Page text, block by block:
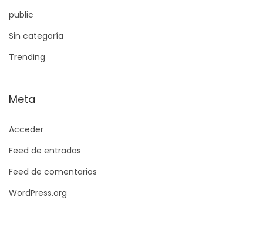
public
Sin categoría
Trending
Meta
Acceder
Feed de entradas
Feed de comentarios
WordPress.org